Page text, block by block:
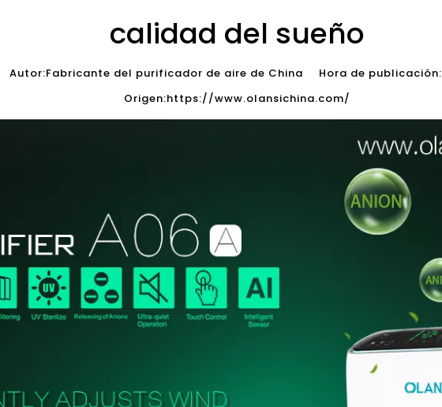
calidad del sueño
Autor:Fabricante del purificador de aire de China Hora de
Origen:https://www.olansichina.com/